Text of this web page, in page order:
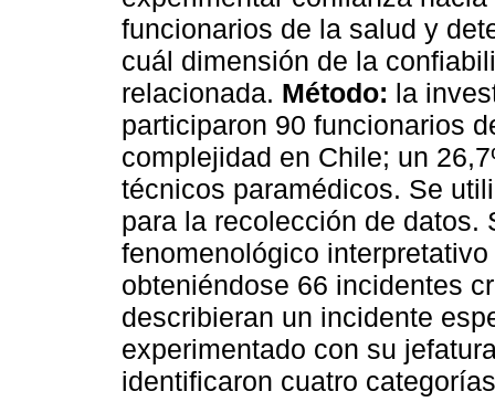
funcionarios de la salud y
cuál dimensión de la
relacionada. Método: la
participaron 90 funcionarios
complejidad en Chile; un
técnicos paramédicos. Se
para la recolección de datos.
fenomenológico
obteniéndose 66 incidentes
describieran un incidente
experimentado con su
identificaron cuatro